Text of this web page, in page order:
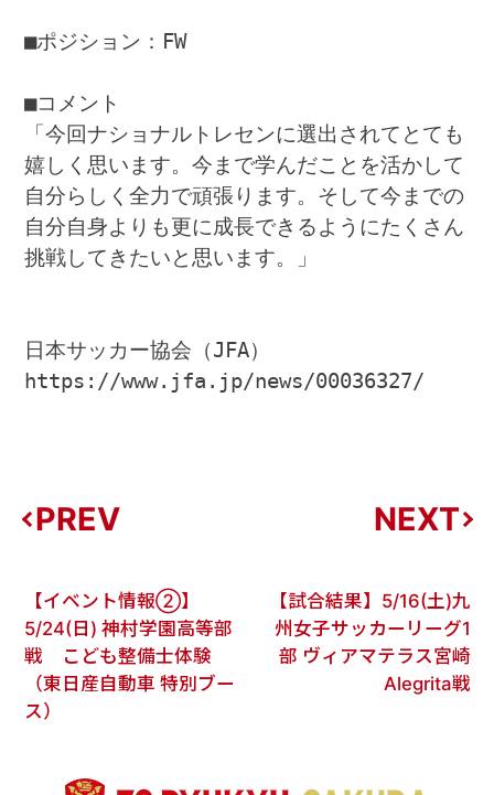
■ポジション：FW
■コメント
「今回ナショナルトレセンに選出されてとても
嬉しく思います。今まで学んだことを活かして
自分らしく全力で頑張ります。そして今までの
自分自身よりも更に成長できるようにたくさん
挑戦してきたいと思います。」
日本サッカー協会（JFA）
https://www.jfa.jp/news/00036327/
PREV
【イベント情報②】
5/24(日) 神村学園高等部
戦 こども整備士体験
（東日産自動車 特別ブー
ス）
NEXT
【試合結果】5/16(土)九
州女子サッカーリーグ1
部 ヴィアマテラス宮崎
Alegrita戦